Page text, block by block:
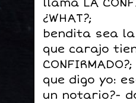
llama LA
¿WHAT?;
bendita sea la
que carajo
CONFIRMADO?;
que digo yo:
un notario?-